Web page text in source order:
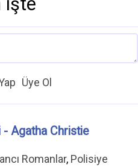
Üye Ol
Agatha Christie
Romanlar, Polisiye